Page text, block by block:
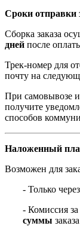
Сроки отправки
Сборка заказа
дней после
Трек-номер для
почту на
При самовывозе
получите
способов
Наложенный
Возможен для
- Только через
- Комиссия
суммы